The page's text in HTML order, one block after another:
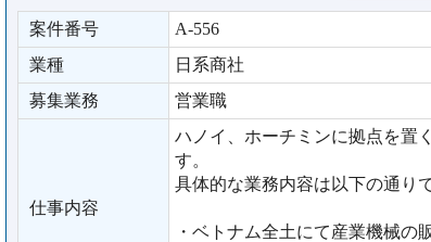
案件番号
A-556
業種
日系商社
募集業務
営業職
仕事内容
ハノイ、ホーチミンに拠点を置
す。
具体的な業務内容は以下の通りで
・ベトナム全土にて産業機械の